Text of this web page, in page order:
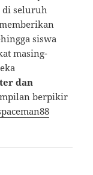
di seluruh
siswa
masing-
dan
berpikir